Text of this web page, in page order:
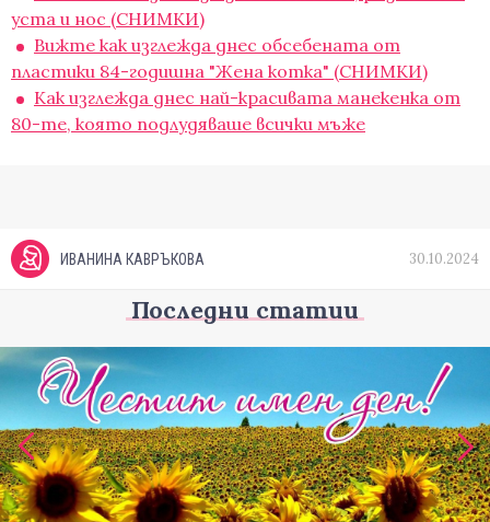
уста и нос (СНИМКИ)
Вижте как изглежда днес обсебената от
пластики 84-годишна "Жена котка" (СНИМКИ)
Как изглежда днес най-красивата манекенка от
80-те, която подлудяваше всички мъже
ИВАНИНА КАВРЪКОВА 30.10.2024
Последни статии